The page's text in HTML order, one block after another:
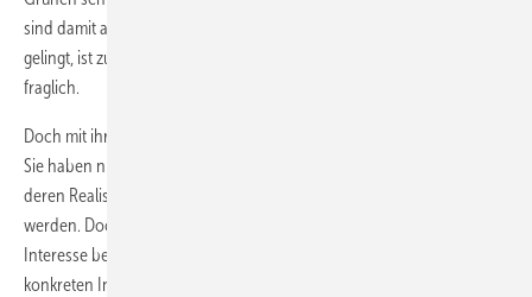
sind damit auf Mitarbeit der Bundesregierung angewiesen. Ob das
gelingt, ist zumindest bis zu den nächsten Bundestagswahlen mehr als
fraglich.
Doch mit ihrem Vorschlag zeigen die Berliner Grünen vor allem eins:
Sie haben nicht nur eine Idee, sondern auch einen Vorschlag für
deren Realisierung. Die Details müssen zwar noch ausgearbeitet
werden. Doch müssen die Koalitionspartner zumindest schon mal
Interesse bekunden, ehe man sich an die Ausarbeitung einer
konkreten Initiative macht.